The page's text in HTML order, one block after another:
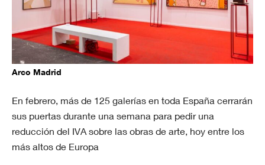
Arco Madrid
En febrero, más de 125 galerías en toda España cerrarán
sus puertas durante una semana para pedir una
reducción del IVA sobre las obras de arte, hoy entre los
más altos de Europa